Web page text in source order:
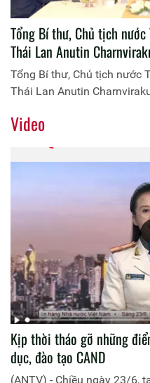
Tổng Bí thư, Chủ tịch
Thái Lan Anutin
Tổng Bí thư, Chủ tịch nước
Thái Lan Anutin
Video
Kịp thời tháo gỡ những
dục, đào tạo CAND
(ANTV) - Chiều ngày 23/6,